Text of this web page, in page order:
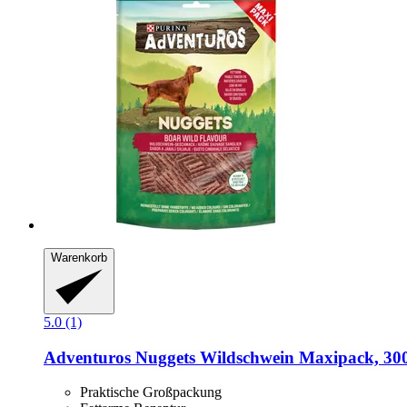
Warenkorb
5.0 (1)
Adventuros Nuggets Wildschwein Maxipack,
Praktische Großpackung